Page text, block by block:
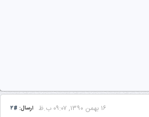
ارسال: #۲ ۱۶ بهمن ۱۳۹۰, ۰۹:۰۷ ب.ظ